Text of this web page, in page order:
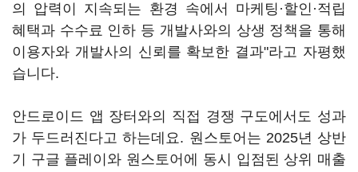
의 압력이 지속되는 환경 속에서 마케팅·할인·적립
혜택과 수수료 인하 등 개발사와의 상생 정책을 통해
이용자와 개발사의 신뢰를 확보한 결과"라고 자평했
습니다.
안드로이드 앱 장터와의 직접 경쟁 구도에서도 성과
가 두드러진다고 하는데요. 원스토어는 2025년 상반
기 구글 플레이와 원스토어에 동시 입점된 상위 매출